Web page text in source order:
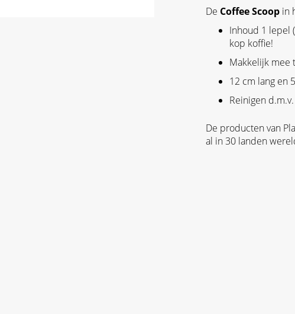
De Coffee Scoop in
Inhoud 1 lepel
kop koffie!
Makkelijk mee
12 cm lang en
Reinigen
De producten van
al in 30 landen